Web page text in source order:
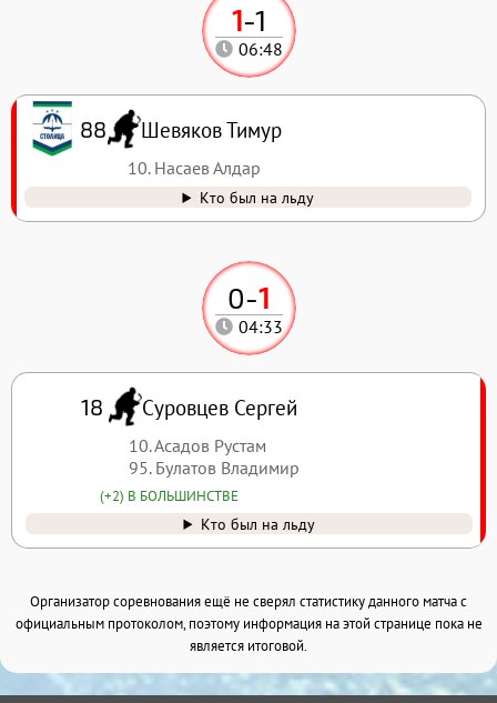
0-1
04:33
18 Суровцев Сергей
10. Асадов Рустам
95. Булатов Владимир
(+2) В БОЛЬШИНСТВЕ
Кто был на льду
1-1
06:48
88 Шевяков Тимур
10. Насаев Алдар
Кто был на льду
Организатор соревнования ещё не сверял статистику данного матча с
официальным протоколом, поэтому информация на этой странице пока не
является итоговой.